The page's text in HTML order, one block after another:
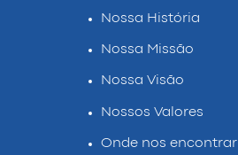
Nossa História
Nossa Missão
Nossa Visão
Nossos Valores
Onde nos encontrar